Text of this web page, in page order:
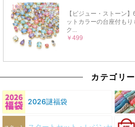
カテゴリー
2026謎福袋